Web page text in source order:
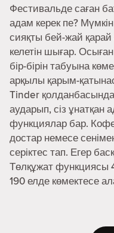
Фестивальде саған
адам керек пе?
сияқты бей-жай
келетін шығар.
бір-бірін табуына
арқылы қарым-
Tinder
аударып, сіз ұнатқан
функциялар бар.
достар немесе
серіктес тап. Егер
Төлқұжат функциясы
190 елде көмектесе